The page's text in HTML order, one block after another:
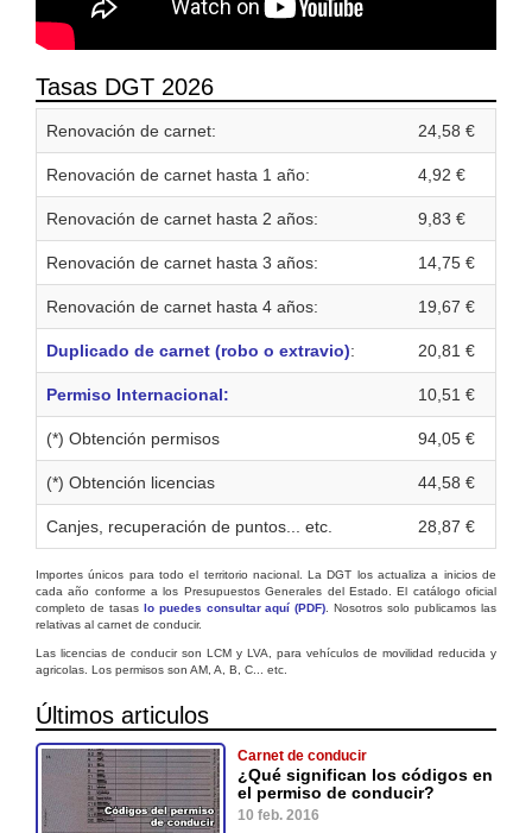
Tasas DGT 2026
Renovación de carnet: 24,58 €
Renovación de carnet hasta 1 año: 4,92 €
Renovación de carnet hasta 2 años: 9,83 €
Renovación de carnet hasta 3 años: 14,75 €
Renovación de carnet hasta 4 años: 19,67 €
Duplicado de carnet (robo o extravio): 20,81 €
Permiso Internacional: 10,51 €
(*) Obtención permisos 94,05 €
(*) Obtención licencias 44,58 €
Canjes, recuperación de puntos... etc. 28,87 €
Importes únicos para todo el territorio nacional. La DGT los actualiza a inicios de
cada año conforme a los Presupuestos Generales del Estado. El catálogo oficial
completo de tasas lo puedes consultar aquí (PDF) . Nosotros solo publicamos las
relativas al carnet de conducir.
Las licencias de conducir son LCM y LVA, para vehículos de movilidad reducida y
agricolas. Los permisos son AM, A, B, C... etc.
Últimos articulos
Carnet de conducir
¿Qué significan los códigos en
el permiso de conducir?
10 feb. 2016